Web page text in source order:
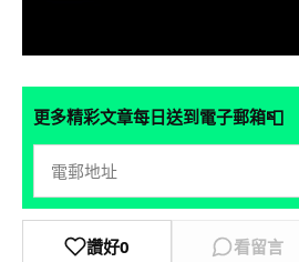
更多精彩文章每日送到電子郵箱📮
讚好0 看留言